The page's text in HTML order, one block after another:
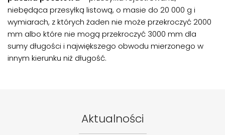
niebędąca przesyłką listową, o masie do 20 000 g i
wymiarach, z których żaden nie może przekroczyć 2000
mm albo które nie mogą przekroczyć 3000 mm dla
sumy długości i największego obwodu mierzonego w
innym kierunku niż długość.
Aktualności